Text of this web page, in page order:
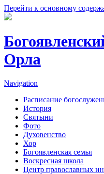
Перейти к основному
Орла
Navigation
Расписание
История
Святыни
Фото
Духовенство
Хор
Богоявленская семья
Воскресная школа
Центр православных